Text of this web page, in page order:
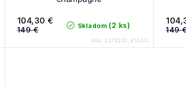
Skladom (2 ks)
104,30 €
149 €
Kód: 2370213_8160/L
149